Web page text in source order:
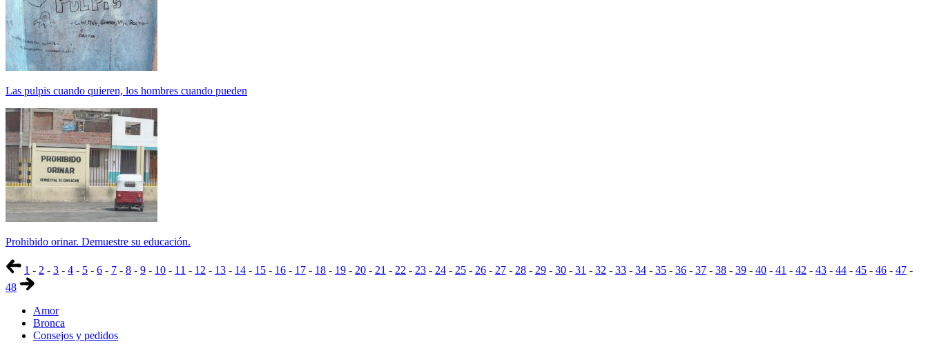
Las pulpis cuando quieren, los hombres cuando pueden
Prohibido orinar. Demuestre su educación.
1 - 2 - 3 - 4 - 5 - 6 - 7 - 8 - 9 - 10 - 11 - 12 - 13 - 14 - 15 - 16 - 17 - 18 - 19 - 20 - 21 - 22 - 23 - 24 - 25 - 26 - 27 - 28 - 29 - 30 - 31 - 32 - 33 - 34 - 35 - 36 - 37 - 38 - 39 - 40 - 41 - 42 - 43 - 44 - 45 - 46 - 47 -
48
Amor
Bronca
Consejos y pedidos